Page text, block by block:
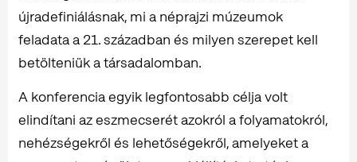
újradeﬁniálásnak, mi a néprajzi múzeumok
feladata a 21. században és milyen szerepet kell
betölteniük a társadalomban.
A konferencia egyik legfontosabb célja volt
elindítani az eszmecserét azokról a folyamatokról,
nehézségekről és lehetőségekről, amelyeket a